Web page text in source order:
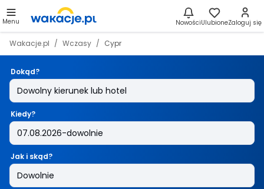
Menu NowościUlubioneZaloguj się
Wakacje.pl Wczasy Cypr
Dokąd?
Kiedy?
Jak i skąd?